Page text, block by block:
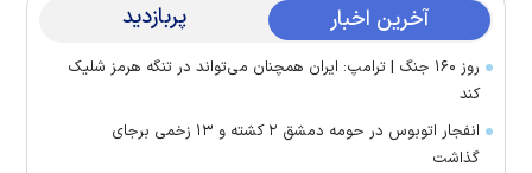
آخرین اخبار پربازدید
روز ۱۶۰ جنگ | ترامپ: ایران همچنان می‌تواند در تنگه هرمز شلیک
کند
انفجار اتوبوس در حومه دمشق ۲ کشته و ۱۳ زخمی برجای
گذاشت